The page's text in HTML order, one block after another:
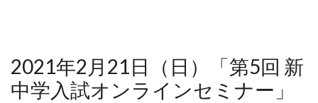
2021年2月21日（日）「第5回 新
中学入試オンラインセミナー」